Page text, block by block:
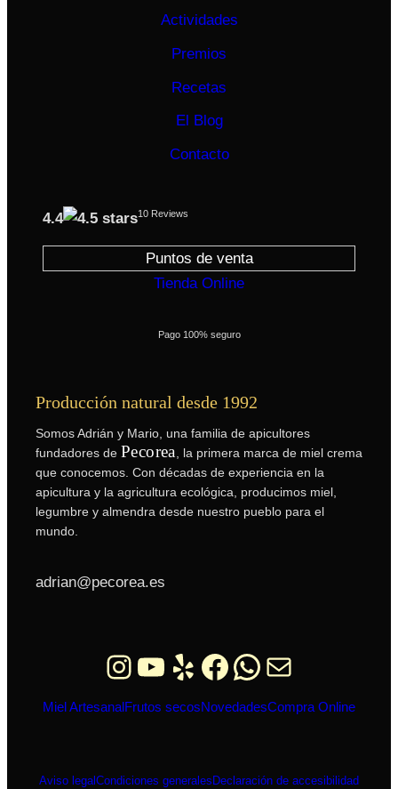
Actividades
Premios
Recetas
El Blog
Contacto
4.4 10 Reviews
Puntos de venta
Tienda Online
Pago 100% seguro
Producción natural desde 1992
Somos Adrián y Mario, una familia de apicultores
fundadores de Pecorea
, la primera marca de miel crema
que conocemos. Con décadas de experiencia en la
apicultura y la agricultura ecológica, producimos miel,
legumbre y almendra desde nuestro pueblo para el
mundo.
adrian@pecorea.es
Instagram
YouTube
YelpFacebook
WhatsApp
Correo
Miel ArtesanalFrutos secosNovedadesCompra Online
Aviso legalCondiciones generalesDeclaración de accesibilidad